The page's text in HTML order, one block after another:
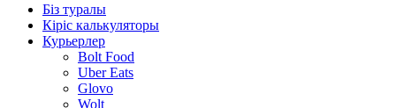
Біз туралы
Кіріс калькуляторы
Курьерлер
Bolt Food
Uber Eats
Glovo
Wolt